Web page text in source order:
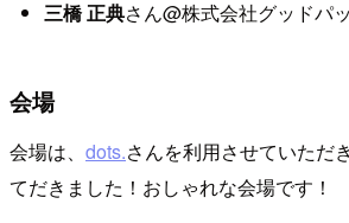
三橋 正典さん@株式会社グッドパ
会場
会場は、 dots.さんを利用させていただ
てだきました！おしゃれな会場です！